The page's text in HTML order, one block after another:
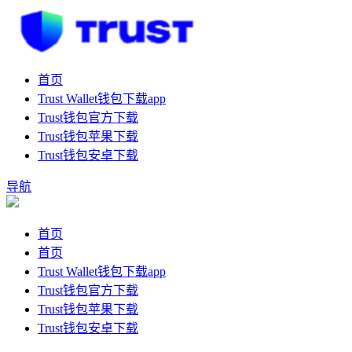
首页
Trust Wallet钱包下载app
Trust钱包官方下载
Trust钱包苹果下载
Trust钱包安卓下载
导航
首页
首页
Trust Wallet钱包下载app
Trust钱包官方下载
Trust钱包苹果下载
Trust钱包安卓下载